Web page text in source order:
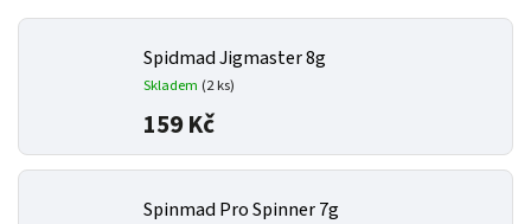
Spidmad Jigmaster 8g
Skladem (2 ks)
159 Kč
Spinmad Pro Spinner 7g